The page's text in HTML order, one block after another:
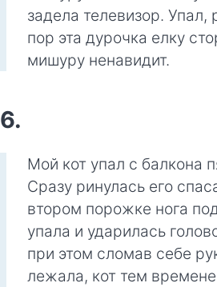
задела телевизор. Упал,
пор эта дурочка елку
мишуру ненавидит.
6.
Мой кот упал с балкона
Сразу ринулась его
втором порожке нога
упала и ударилась
при этом сломав себе
лежала, кот тем